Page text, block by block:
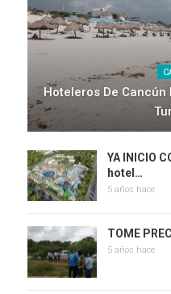
Hoteleros De
YA INICIO
hotel…
5 años hace
TOME
5 años hace